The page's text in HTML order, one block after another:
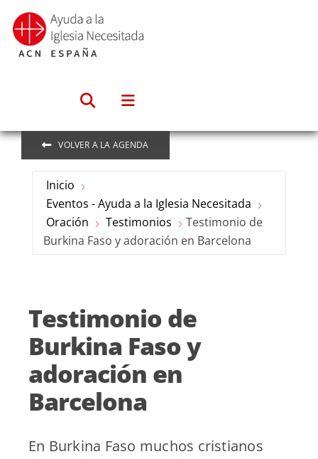
Saltar
contenido
VOLVER A LA AGENDA
Inicio
Eventos - Ayuda a la Iglesia Necesitada
Oración
Testimonios
Testimonio de
Burkina Faso y adoración en Barcelona
Testimonio de
Burkina Faso y
adoración en
Barcelona
En Burkina Faso muchos cristianos